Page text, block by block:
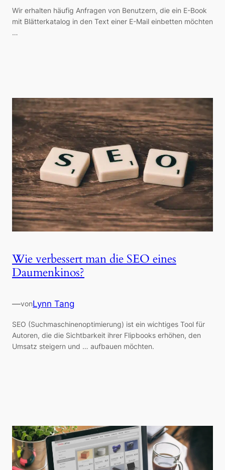
Wir erhalten häufig Anfragen von Benutzern, die ein E-Book
mit Blätterkatalog in den Text einer E-Mail einbetten möchten
…
Wie verbessert man die SEO eines
Daumenkinos?
—vonLynn Tang
SEO (Suchmaschinenoptimierung) ist ein wichtiges Tool für
Autoren, die die Sichtbarkeit ihrer Flipbooks erhöhen, den
Umsatz steigern und … aufbauen möchten.